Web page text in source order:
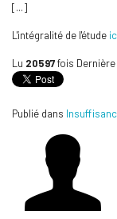
[...]
L'intégralité de l'étude
Lu 20597fois
Publié dans